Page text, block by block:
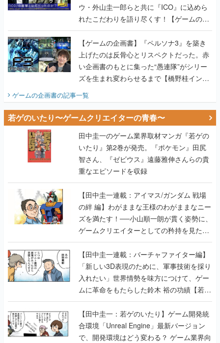
【ゲームの企画書】『ペルソナ3』を築き
上げたのは反骨心とリスペクトだった。赤
い企画書のもとに集った“愚連隊”がシリー
ズを生まれ変わらせるまで【橋野桂インタ
ビュー】
ゲームの企画書の記事一覧
若ゲのいたり〜ゲームクリエイターの青春〜
田中圭一のゲーム業界取材マンガ『若ゲの
いたり』第2巻が発売。『ポケモン』田尻
智さん、『ゼビウス』遠藤雅伸さんらの貴
重なエピソードを収録
【田中圭一連載：アイマス/ガンダム 戦場
の絆 編】わがままな王様のわがままなニー
ズを満たす！──小山順一朗が貫く姿勢に、
ゲームクリエイターとしての矜持を見た
【若ゲのいたり最終回】
【田中圭一連載：バーチャファイター編】
「新しい3D表現のために、軍事技術を採り
入れたい」世界情勢を味方につけて、ゲー
ムに革命をもたらした鈴木 裕の功績【若ゲ
のいたり】
【田中圭一：若ゲのいたり】ゲーム開発統
合環境「Unreal Engine」最新バージョン
で、開発環境はどう変わる？ ゲーム業界向
けソリューションイベント「GTMF2019」
に行って、より理解を深めよう【PR】
【田中圭一連載：サイバーコネクトツー